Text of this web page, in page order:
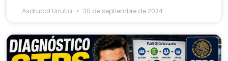
Asdrubal Urrutia 30 de septiembre de 2024